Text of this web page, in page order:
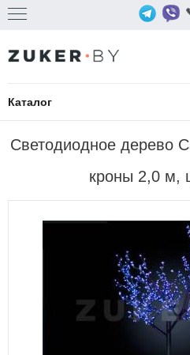
Каталог
Светодиодное дерево
кроны 2,0 м,